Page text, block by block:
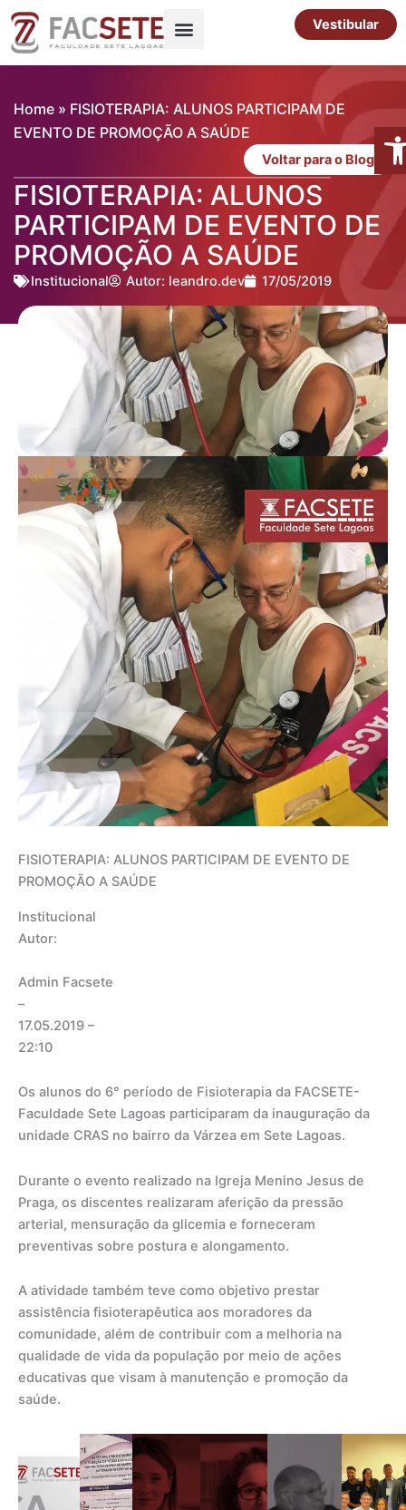
para
Vestibular
Home » FISIOTERAPIA: ALUNOS PARTICIPAM DE
EVENTO DE PROMOÇÃO A SAÚDE
Voltar para o Blog
FISIOTERAPIA: ALUNOS
PARTICIPAM DE EVENTO DE
PROMOÇÃO A SAÚDE
Institucional Autor: leandro.dev 17/05/2019
FISIOTERAPIA: ALUNOS PARTICIPAM DE EVENTO DE
PROMOÇÃO A SAÚDE
Institucional
Autor:
Admin Facsete
–
17.05.2019 –
22:10
Os alunos do 6° período de Fisioterapia da FACSETE-
Faculdade Sete Lagoas participaram da inauguração da
unidade CRAS no bairro da Várzea em Sete Lagoas.
Durante o evento realizado na Igreja Menino Jesus de
Praga, os discentes realizaram aferição da pressão
arterial, mensuração da glicemia e forneceram
preventivas sobre postura e alongamento.
A atividade também teve como objetivo prestar
assistência fisioterapêutica aos moradores da
comunidade, além de contribuir com a melhoria na
qualidade de vida da população por meio de ações
educativas que visam à manutenção e promoção da
saúde.